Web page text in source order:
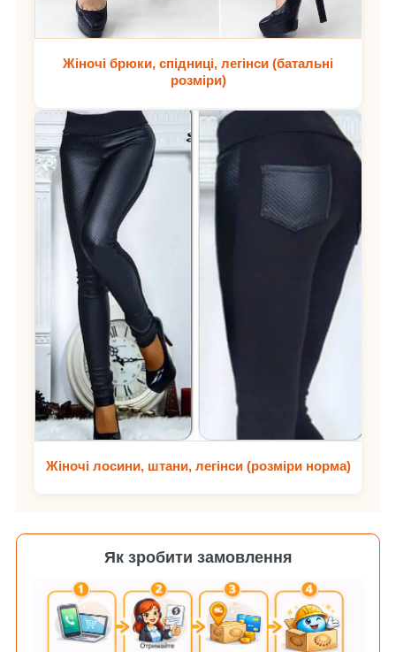
Жіночі брюки, спідниці, легінси (батальні
розміри)
Жіночі лосини, штани, легінси (розміри норма)
Як зробити замовлення